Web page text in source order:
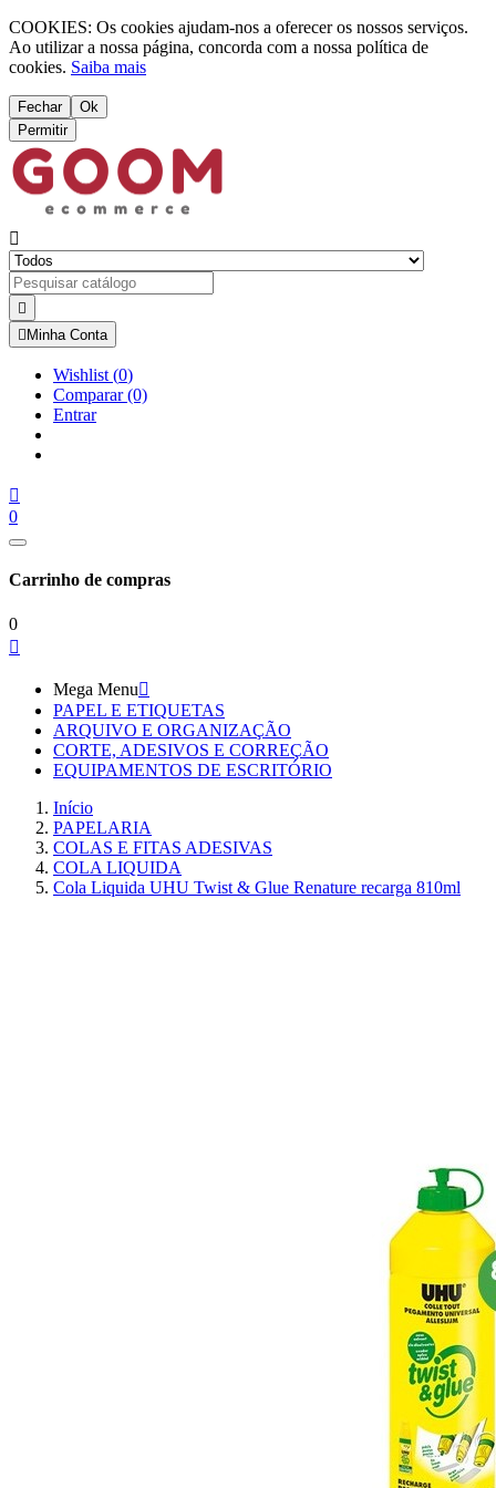
COOKIES: Os cookies ajudam-nos a oferecer os nossos serviços.
Ao utilizar a nossa página, concorda com a nossa política de
cookies. Saiba mais
Fechar
Ok
Permitir


 Minha Conta
Wishlist (0)
Comparar(0)
Entrar

0
Carrinho de compras
0

Mega Menu
PAPEL E ETIQUETAS
ARQUIVO E ORGANIZAÇÃO
CORTE, ADESIVOS E CORREÇÃO
EQUIPAMENTOS DE ESCRITÓRIO
Início
PAPELARIA
COLAS E FITAS ADESIVAS
COLA LIQUIDA
Cola Liquida UHU Twist & Glue Renature recarga 810ml